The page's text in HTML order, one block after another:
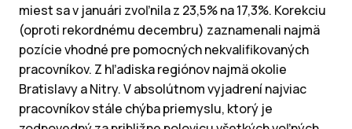
miest sa v januári zvoľnila z 23,5% na 17,3%. Korekciu
(oproti rekordnému decembru) zaznamenali najmä
pozície vhodné pre pomocných nekvalifikovaných
pracovníkov. Z hľadiska regiónov najmä okolie
Bratislavy a Nitry. V absolútnom vyjadrení najviac
pracovníkov stále chýba priemyslu, ktorý je